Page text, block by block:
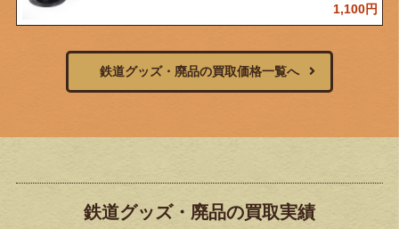
1,100円
鉄道グッズ・廃品の買取価格一覧へ
鉄道グッズ・廃品の買取実績